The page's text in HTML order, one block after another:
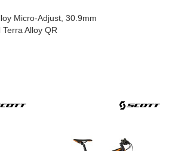
Micro-Adjust, 30.9mm
Terra Alloy QR